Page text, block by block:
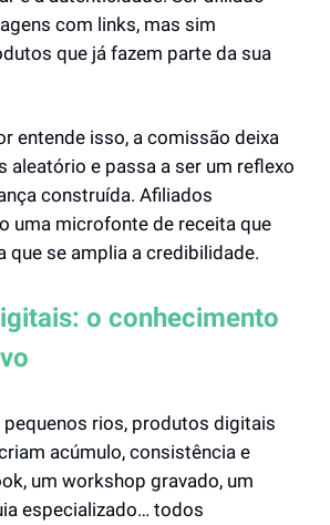
com links, mas sim
que já fazem parte da sua
entende isso, a comissão deixa
aleatório e passa a ser um reflexo
construída. Afiliados
uma microfonte de receita que
que se amplia a credibilidade.
o conhecimento
pequenos rios, produtos digitais
acúmulo, consistência e
um workshop gravado, um
especializado… todos